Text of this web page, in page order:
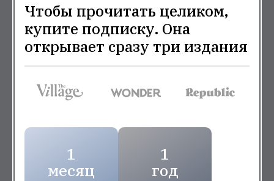
Чтобы прочитать целиком,
купите подписку. Она
открывает сразу три издания
1
месяц
1
год